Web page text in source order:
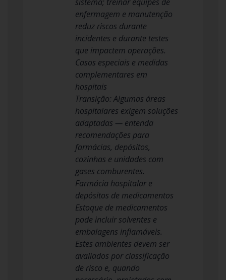
enfermagem e manutenção
reduz riscos durante
incidentes e durante testes
que impactem operações.
Casos especiais e medidas
complementares em
hospitais
Transição: Algumas áreas
hospitalares exigem soluções
adaptadas — entenda
recomendações para
farmácias, depósitos,
cozinhas e unidades com
gases comburentes.
Farmácia hospitalar e
depósitos de medicamentos
Estoque de medicamentos
pode incluir solventes e
embalagens inflamáveis.
Estes ambientes devem ser
avaliados por classificação
de risco e, quando